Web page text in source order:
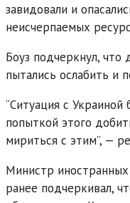
завидовали и
неисчерпаемых
Боуз подчеркнул, что
пытались ослабить и
“Ситуация с
попыткой этого
мириться с этим”, —
Министр
ранее подчеркивал,